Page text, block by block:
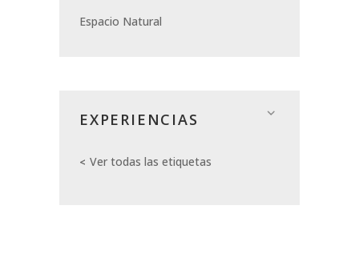
Espacio Natural
EXPERIENCIAS
Ver todas las etiquetas